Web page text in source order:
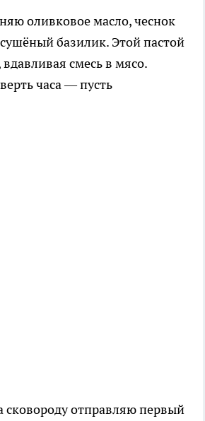
оливковое масло, чеснок
базилик. Этой пастой
смесь в мясо.
часа — пусть
сковороду отправляю первый